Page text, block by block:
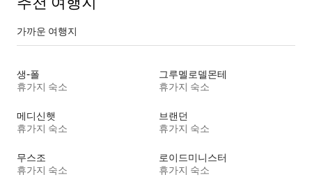
가까운 여행지
생-폴
휴가지 숙소
그루멜로델몬테
휴가지 숙소
메디신햇
휴가지 숙소
브랜던
휴가지 숙소
무스조
휴가지 숙소
로이드미니스터
휴가지 숙소